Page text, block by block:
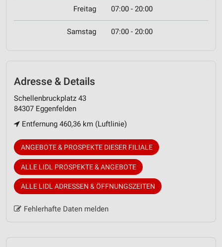
Freitag 07:00 - 20:00
Samstag 07:00 - 20:00
Adresse & Details
Schellenbruckplatz 43
84307 Eggenfelden
Entfernung 460,36 km (Luftlinie)
ANGEBOTE & PROSPEKTE DIESER FILIALE
ALLE LIDL PROSPEKTE & ANGEBOTE
ALLE LIDL ADRESSEN & ÖFFNUNGSZEITEN
Fehlerhafte Daten melden